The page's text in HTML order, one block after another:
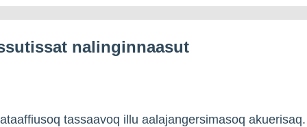
nalinginnaasut
tassaavoq illu aalajangersimasoq akuerisaq.